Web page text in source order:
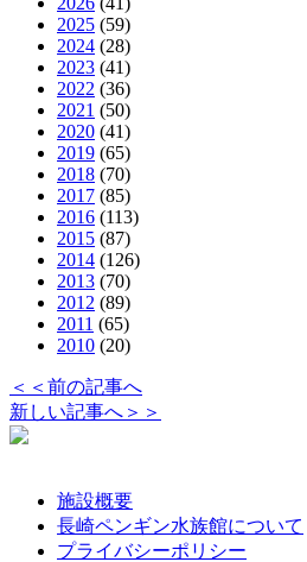
2025 (59)
2024 (28)
2023 (41)
2022 (36)
2021 (50)
2020 (41)
2019 (65)
2018 (70)
2017 (85)
2016 (113)
2015 (87)
2014 (126)
2013 (70)
2012 (89)
2011 (65)
2010 (20)
＜＜前の記事へ
新しい記事へ＞＞
施設概要
長崎ペンギン水族館について
プライバシーポリシー